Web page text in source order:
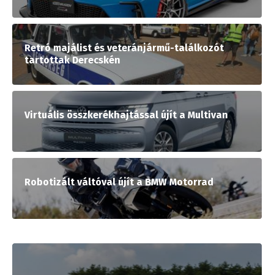
Retró majálist és veteránjármű-találkozót
tartottak Derecskén
Virtuális összkerékhajtással újít a Multivan
Robotizált váltóval újít a BMW Motorrad